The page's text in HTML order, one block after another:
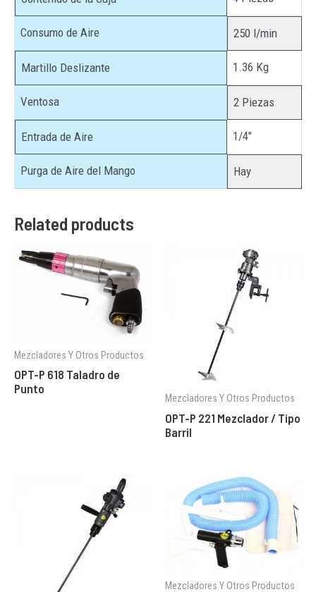
Consumo de Aire 250 l/min
Martillo Deslizante 1.36 Kg
Ventosa 2 Piezas
Entrada de Aire 1/4″
Purga de Aire del Mango Hay
Related products
Mezcladores Y Otros Productos
OPT-P 618 Taladro de
Punto
Mezcladores Y Otros Productos
OPT-P 221 Mezclador / Tipo
Barril
Mezcladores Y Otros Productos